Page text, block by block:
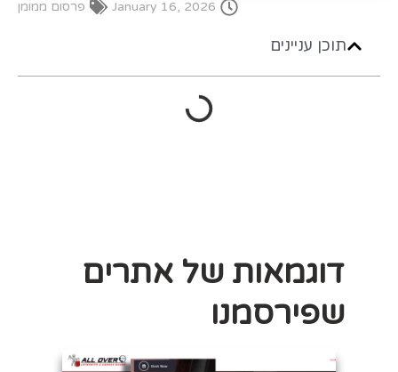
January 16, 2026 פרסום ממומן
תוכן עניינים
דוגמאות של אתרים
שפירסמנו